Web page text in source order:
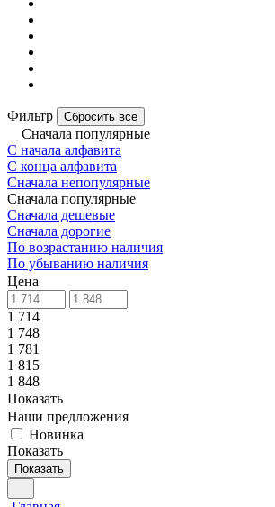
Фильтр Сбросить все
Сначала популярные
С начала алфавита
С конца алфавита
Сначала непопулярные
Сначала популярные
Сначала дешевые
Сначала дорогие
По возрастанию наличия
По убыванию наличия
Цена
1 714
1 748
1 781
1 815
1 848
Показать
Наши предложения
Новинка
Показать
Показать